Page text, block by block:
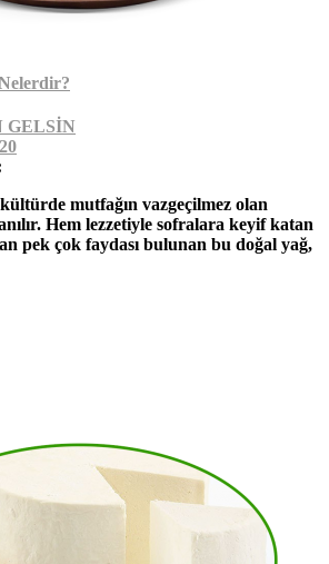
GELSİN
mutfağın vazgeçilmez olan
Hem lezzetiyle sofralara keyif katan
pek çok faydası bulunan bu doğal yağ,